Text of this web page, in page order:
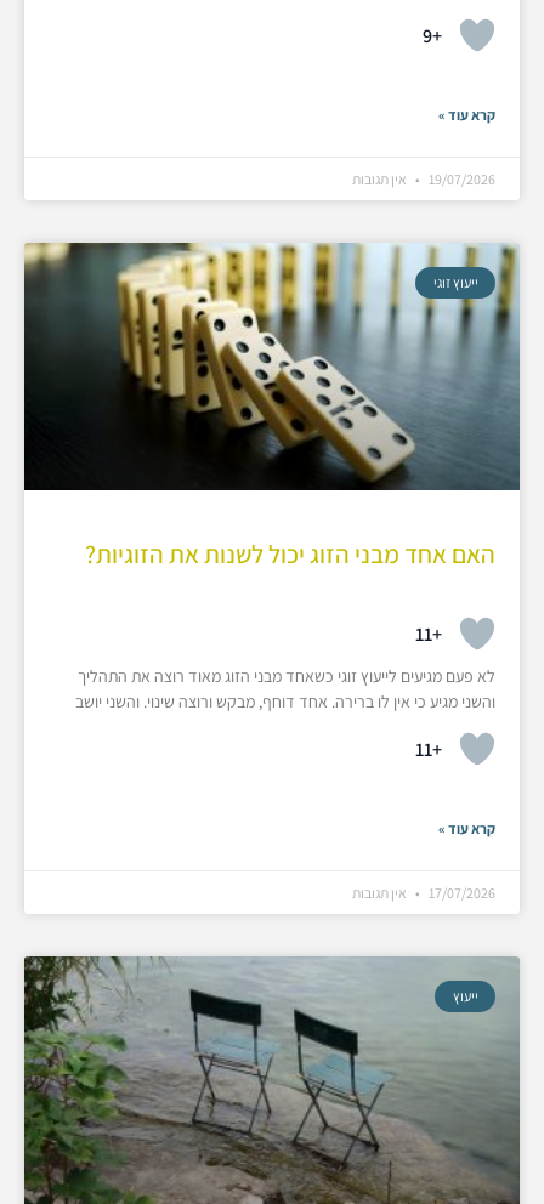
+9
קרא עוד »
19/07/2026 אין תגובות
ייעוץ זוגי
האם אחד מבני הזוג יכול לשנות את הזוגיות?
+11
לא פעם מגיעים לייעוץ זוגי כשאחד מבני הזוג מאוד רוצה את התהליך
והשני מגיע כי אין לו ברירה. אחד דוחף, מבקש ורוצה שינוי. והשני יושב
+11
קרא עוד »
17/07/2026 אין תגובות
ייעוץ